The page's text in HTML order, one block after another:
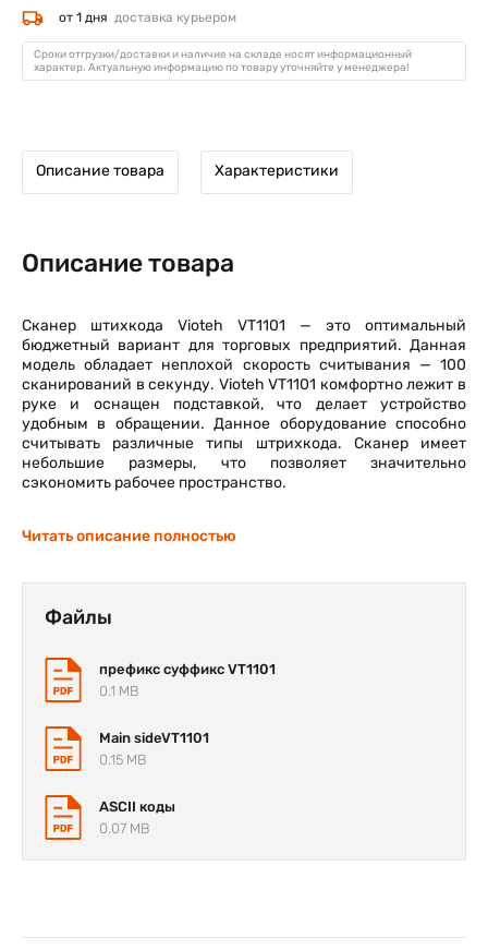
от 1 дня доставка курьером
Сроки отгрузки/доставки и наличие на складе носят информационный
характер. Актуальную информацию по товару уточняйте у менеджера!
Описание товара Характеристики
Описание товара
Сканер штихкода Vioteh VT1101 — это оптимальный
бюджетный вариант для торговых предприятий. Данная
модель обладает неплохой скорость считывания — 100
сканирований в секунду. Vioteh VT1101 комфортно лежит в
руке и оснащен подставкой, что делает устройство
удобным в обращении. Данное оборудование способно
считывать различные типы штрихкода. Сканер имеет
небольшие размеры, что позволяет значительно
сэкономить рабочее пространство.
Читать описание полностью
Файлы
префикс суффикс VT1101
0.1 MB
Main sideVT1101
0.15 MB
ASCII коды
0.07 MB